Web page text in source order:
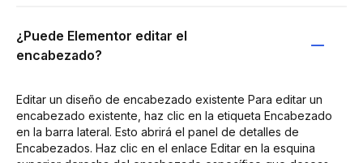
¿Puede Elementor editar el
encabezado?
Editar un diseño de encabezado existente Para editar un
encabezado existente, haz clic en la etiqueta Encabezado
en la barra lateral. Esto abrirá el panel de detalles de
Encabezados. Haz clic en el enlace Editar en la esquina